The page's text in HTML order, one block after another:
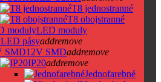
T8 jednostranné
T8 obojstranné
LED moduly
LED pásyaddremove
12V SMDaddremove
IP20addremove
Jednofarebné